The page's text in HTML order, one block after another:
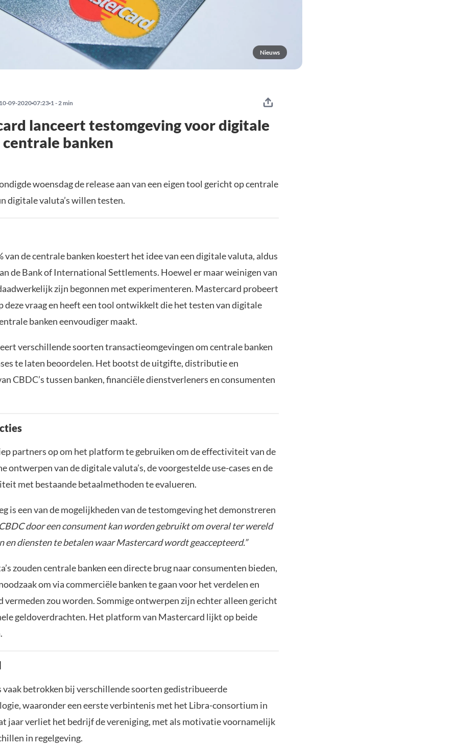
Nieuws
10-09-2020 07:23 1 - 2 min
lanceert testomgeving voor digitale
centrale banken
woensdag de release aan van een eigen tool gericht op centrale
digitale valuta’s willen testen.
van de centrale banken koestert het idee van een digitale valuta, aldus
de Bank of International Settlements. Hoewel er maar weinigen van
zijn begonnen met experimenteren. Mastercard probeert
deze vraag en heeft een tool ontwikkelt die het testen van digitale
banken eenvoudiger maakt.
verschillende soorten transactieomgevingen om centrale banken
te laten beoordelen. Het bootst de uitgifte, distributie en
CBDC’s tussen banken, financiële dienstverleners en consumenten
partners op om het platform te gebruiken om de effectiviteit van de
ontwerpen van de digitale valuta’s, de voorgestelde use-cases en de
met bestaande betaalmethoden te evalueren.
is een van de mogelijkheden van de testomgeving het demonstreren
CBDC door een consument kan worden gebruikt om overal ter wereld
en diensten te betalen waar Mastercard wordt geaccepteerd.”
zouden centrale banken een directe brug naar consumenten bieden,
om via commerciële banken te gaan voor het verdelen en
vermeden zou worden. Sommige ontwerpen zijn echter alleen gericht
geldoverdrachten. Het platform van Mastercard lijkt op beide
vaak betrokken bij verschillende soorten gedistribueerde
waaronder een eerste verbintenis met het Libra-consortium in
jaar verliet het bedrijf de vereniging, met als motivatie voornamelijk
in regelgeving.